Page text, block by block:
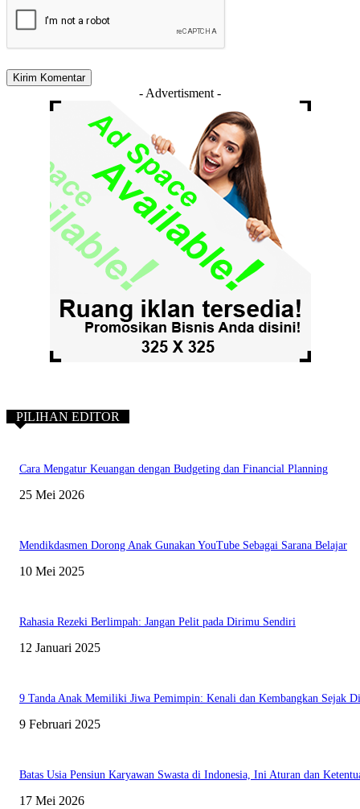
- Advertisment -
PILIHAN EDITOR
Cara Mengatur Keuangan dengan Budgeting dan Financial Planning
25 Mei 2026
Mendikdasmen Dorong Anak Gunakan YouTube Sebagai Sarana Belajar
10 Mei 2025
Rahasia Rezeki Berlimpah: Jangan Pelit pada Dirimu Sendiri
12 Januari 2025
9 Tanda Anak Memiliki Jiwa Pemimpin: Kenali dan Kembangkan Sejak
9 Februari 2025
Batas Usia Pensiun Karyawan Swasta di Indonesia, Ini Aturan dan
17 Mei 2026